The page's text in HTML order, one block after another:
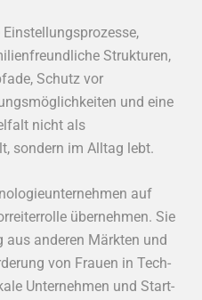
Strukturen,
Schutz vor
und eine
nicht als
sondern im Alltag lebt.
auf
übernehmen. Sie
anderen Märkten und
von Frauen in Tech-
Unternehmen und Start-